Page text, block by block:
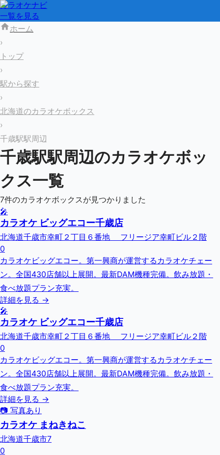
カラオケナビ
一覧を見る
ホーム
›
トップ
›
駅から探す
›
北海道のカラオケボックス
›
千歳駅駅周辺
千歳駅駅周辺のカラオケボッ
クス一覧
7件のカラオケボックスが見つかりました
🎤
カラオケ ビッグエコー千歳店
北海道千歳市幸町２丁目６番地 フリージア幸町ビル２階
0
カラオケビッグエコー。第一興商が運営するカラオケチェー
ン。全国430店舗以上展開。最新DAM機種完備。飲み放題・
食べ放題プラン充実。
詳細を見る →
🎤
カラオケ ビッグエコー千歳店
北海道千歳市幸町２丁目６番地 フリージア幸町ビル２階
0
カラオケビッグエコー。第一興商が運営するカラオケチェー
ン。全国430店舗以上展開。最新DAM機種完備。飲み放題・
食べ放題プラン充実。
詳細を見る →
📷 写真あり
カラオケ まねきねこ
北海道千歳市7
0